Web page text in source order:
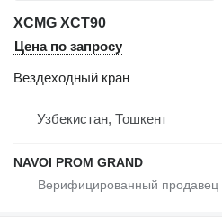
XCMG XCT90
Цена по запросу
Вездеходный кран
Узбекистан, Тошкент
NAVOI PROM GRAND